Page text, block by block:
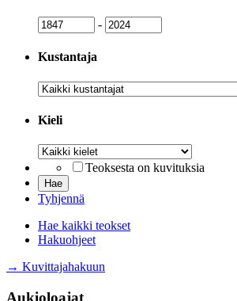
Julkaisuvuosi
- Julkaisuvuosi
Kustantaja
Kustantaja
Kieli
Kieli
Teoksesta on kuvituksia
Tyhjennä
Hae kaikki teokset
Hakuohjeet
→ Kuvittajahakuun
Aukioloajat